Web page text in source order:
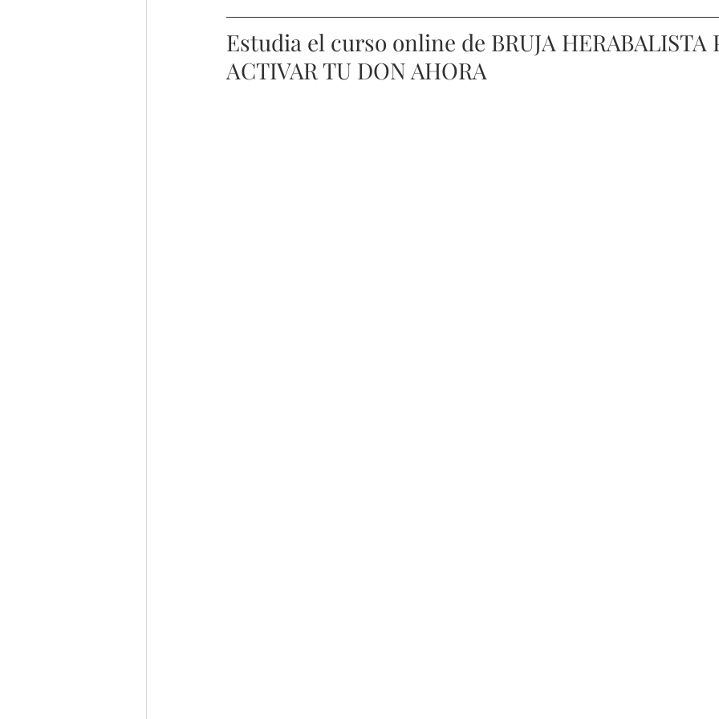
Estudia el curso online de BRUJA HERABALISTA
ACTIVAR TU DON AHORA